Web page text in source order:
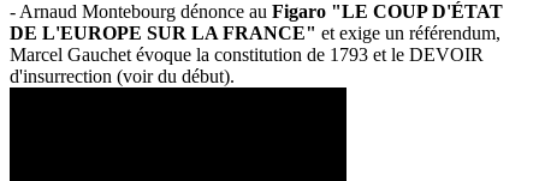
- Arnaud Montebourg dénonce au Figaro "LE COUP D'ÉTAT
DE L'EUROPE SUR LA FRANCE" et exige un référendum,
Marcel Gauchet évoque la constitution de 1793 et le DEVOIR
d'insurrection (voir du début).